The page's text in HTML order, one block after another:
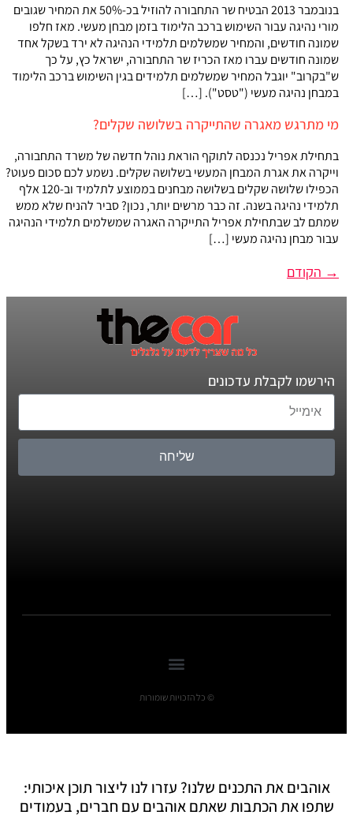
בנובמבר 2013 הבטיח שר התחבורה להוזיל בכ-50% את המחיר שגובים
מורי נהיגה עבור השימוש ברכב הלימוד בזמן מבחן מעשי. מאז חלפו
שמונה חודשים, והמחיר שמשלמים תלמידי הנהיגה לא ירד בשקל אחד
שמונה חודשים עברו מאז הכריז שר התחבורה, ישראל כץ, על כך
ש"בקרוב" יוגבל המחיר שמשלמים תלמידים בגין השימוש ברכב הלימוד
במבחן נהיגה מעשי ("טסט"). […]
מי מתרגש מאגרה שהתייקרה בשלושה שקלים?
בתחילת אפריל נכנסה לתוקף הוראת נוהל חדשה של משרד התחבורה,
וייקרה את אגרת המבחן המעשי בשלושה שקלים. נשמע לכם סכום פעוט?
הכפילו שלושה שקלים בשלושה מבחנים בממוצע לתלמיד וב-120 אלף
תלמידי נהיגה בשנה. זה כבר מרשים יותר, נכון? סביר להניח שלא ממש
שמתם לב שבתחילת אפריל התייקרה האגרה שמשלמים תלמידי הנהיגה
עבור מבחן נהיגה מעשי […]
→הקודם
הירשמו לקבלת עדכונים
שליחה
© כל הזכויות שומורות
אוהבים את התכנים שלנו? עזרו לנו ליצור תוכן איכותי:
שתפו את הכתבות שאתם אוהבים עם חברים, בעמודים